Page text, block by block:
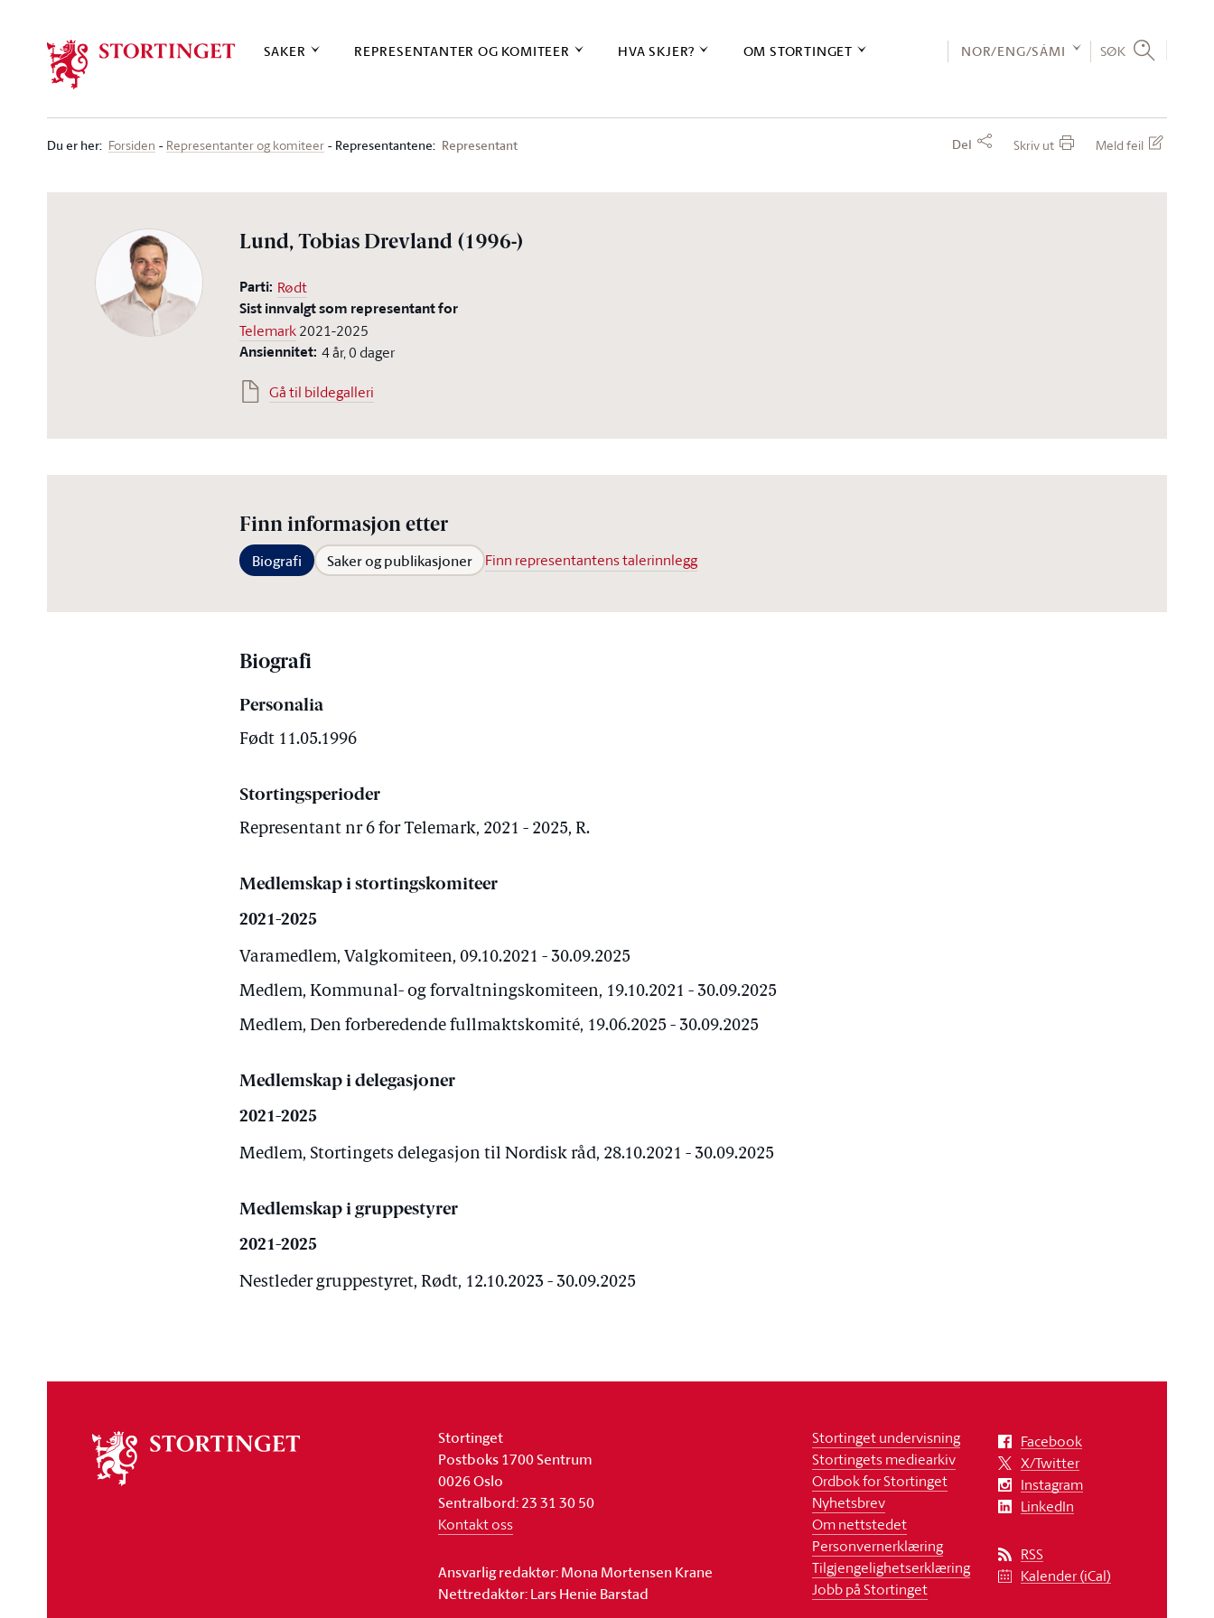
SAKER REPRESENTANTER OG KOMITEER HVA SKJER? OM STORTINGET NOR/ENG/SÁMI SØK
Du er her: Forsiden Representanter og komiteer Representantene: Representant Del Skriv ut Meld feil
Lund, Tobias Drevland (1996-)
Parti: Rødt
Sist innvalgt som representant for
Telemark2021-2025
Ansiennitet: 4 år, 0 dager
Gå til bildegalleri
Finn informasjon etter
Biografi Saker og publikasjoner Finn representantens talerinnlegg
Biografi
Personalia
Født 11.05.1996
Stortingsperioder
Representant nr 6 for Telemark, 2021 - 2025, R.
Medlemskap i stortingskomiteer
2021-2025
Varamedlem, Valgkomiteen, 09.10.2021 - 30.09.2025
Medlem, Kommunal- og forvaltningskomiteen, 19.10.2021 - 30.09.2025
Medlem, Den forberedende fullmaktskomité, 19.06.2025 - 30.09.2025
Medlemskap i delegasjoner
2021-2025
Medlem, Stortingets delegasjon til Nordisk råd, 28.10.2021 - 30.09.2025
Medlemskap i gruppestyrer
2021-2025
Nestleder gruppestyret, Rødt, 12.10.2023 - 30.09.2025
stortinget
Stortinget
Postboks 1700 Sentrum
0026 Oslo
Sentralbord: 23 31 30 50
Kontakt oss
Ansvarlig redaktør: Mona Mortensen Krane
Nettredaktør: Lars Henie Barstad
Stortinget undervisning
Stortingets mediearkiv
Ordbok for Stortinget
Nyhetsbrev
Om nettstedet
Personvernerklæring
Tilgjengelighetserklæring
Jobb på Stortinget
Facebook
X/Twitter
Instagram
LinkedIn
RSS
Kalender (iCal)